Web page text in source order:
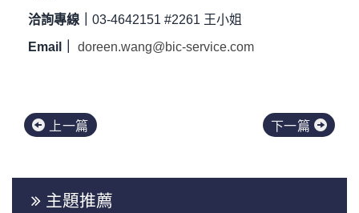
洽詢專線｜ 03-4642151 #2261 王小姐
Email｜
doreen.wang@bic-service.com
上一篇 下一篇
主題推薦